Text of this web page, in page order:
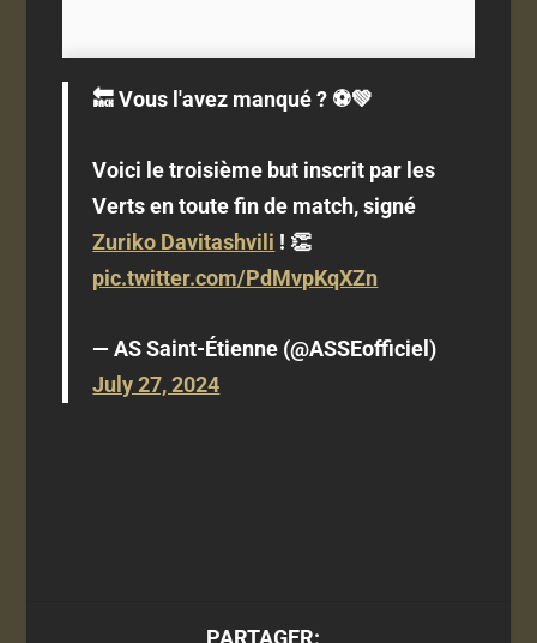
🔙 Vous l'avez manqué ? ⚽️💚
Voici le troisième but inscrit par les
Verts en toute fin de match, signé
Zuriko Davitashvili ! 👏
pic.twitter.com/PdMvpKqXZn
— AS Saint-Étienne (@ASSEofficiel)
July 27, 2024
PARTAGER: